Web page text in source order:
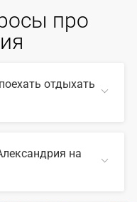
про
отдыхать
на